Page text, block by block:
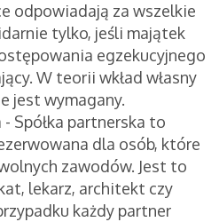
odpowiadają za wszelkie
tylko, jeśli majątek
egzekucyjnego
W teorii wkład własny
jest wymagany.
- Spółka partnerska to
dla osób, które
zawodów. Jest to
lekarz, architekt czy
każdy partner